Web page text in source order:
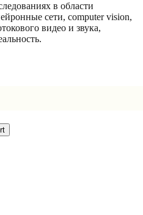
в области
сети, computer vision,
видео и звука,